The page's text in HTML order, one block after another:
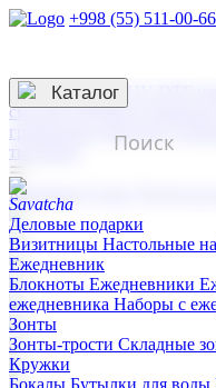
+998 (55) 511-00-66
3D гравировка
смолой (Doming)
гравировка твердая
тиснение
☰
Контакты
Каталог
Деловые подарки
Визитницы Настольные
Ежедневник
Блокноты Ежедневники
ежедневника Наборы с
Зонты
Зонты-трости Складные
Кружки
Бокалы Бутылки для воды